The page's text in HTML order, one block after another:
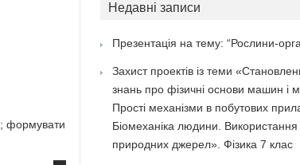
; формувати
Недавні записи
Презентація на тему: “Рослини-
Захист проектів із теми
знань про фізичні основи машин і
Прості механізми в побутових
Біомеханіка людини. Використання
природних джерел». Фізика 7 клас